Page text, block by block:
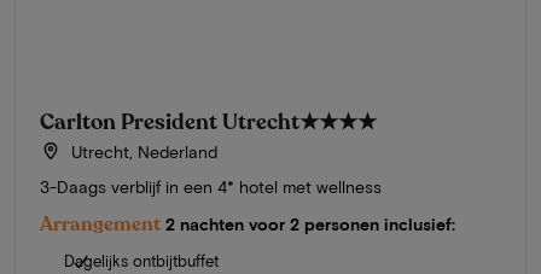
Carlton President Utrecht★★★★
Utrecht, Nederland
3-Daags verblijf in een 4* hotel met wellness
Arrangement 2 nachten voor 2 personen inclusief:
Dagelijks ontbijtbuffet